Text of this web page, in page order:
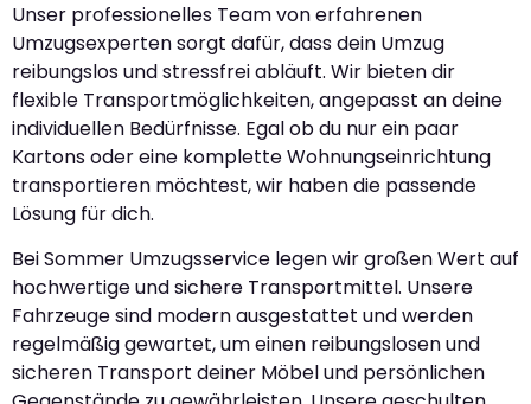
Unser professionelles Team von erfahrenen
Umzugsexperten sorgt dafür, dass dein Umzug
reibungslos und stressfrei abläuft. Wir bieten dir
flexible Transportmöglichkeiten, angepasst an deine
individuellen Bedürfnisse. Egal ob du nur ein paar
Kartons oder eine komplette Wohnungseinrichtung
transportieren möchtest, wir haben die passende
Lösung für dich.
Bei Sommer Umzugsservice legen wir großen Wert auf
hochwertige und sichere Transportmittel. Unsere
Fahrzeuge sind modern ausgestattet und werden
regelmäßig gewartet, um einen reibungslosen und
sicheren Transport deiner Möbel und persönlichen